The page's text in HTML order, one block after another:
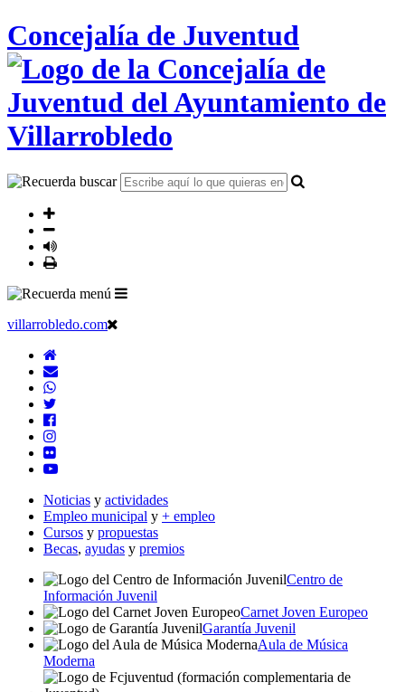
Concejalía de Juventud
villarrobledo.com
Noticias y actividades
Empleo municipal y + empleo
Cursos y propuestas
Becas, ayudas y premios
Centro de
Información Juvenil
Carnet Joven Europeo
Garantía Juvenil
Aula de Música
Moderna